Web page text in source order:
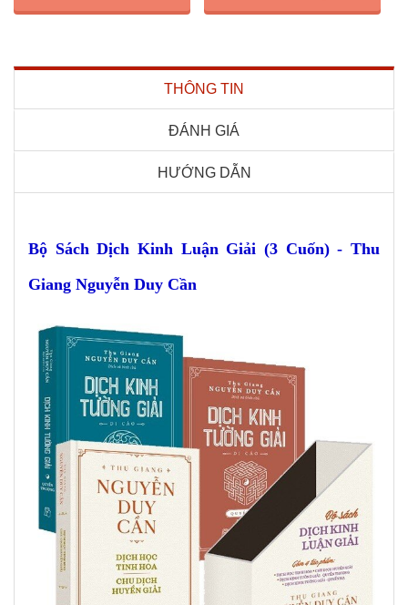
THÔNG TIN
ĐÁNH GIÁ
HƯỚNG DẪN
Bộ Sách Dịch Kinh Luận Giải (3 Cuốn) - Thu
Giang Nguyễn Duy Cần